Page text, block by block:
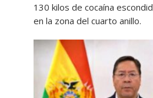
130 kilos de cocaína
en la zona del cuarto anillo.